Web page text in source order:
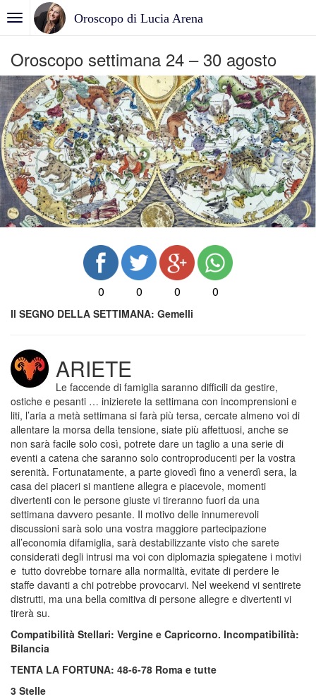
Oroscopo di Lucia Arena
Oroscopo settimana 24 – 30 agosto
0 0 0 0
Il SEGNO DELLA SETTIMANA: Gemelli
ARIETE
Le faccende di famiglia saranno difficili da gestire,
ostiche e pesanti … inizierete la settimana con incomprensioni e
liti, l’aria a metà settimana si farà più tersa, cercate almeno voi di
allentare la morsa della tensione, siate più affettuosi, anche se
non sarà facile solo così, potrete dare un taglio a una serie di
eventi a catena che saranno solo controproducenti per la vostra
serenità. Fortunatamente, a parte giovedì fino a venerdì sera, la
casa dei piaceri si mantiene allegra e piacevole, momenti
divertenti con le persone giuste vi tireranno fuori da una
settimana davvero pesante. Il motivo delle innumerevoli
discussioni sarà solo una vostra maggiore partecipazione
all’economia difamiglia, sarà destabilizzante visto che sarete
considerati degli intrusi ma voi con diplomazia spiegatene i motivi
e tutto dovrebbe tornare alla normalità, evitate di perdere le
staffe davanti a chi potrebbe provocarvi. Nel weekend vi sentirete
distrutti, ma una bella comitiva di persone allegre e divertenti vi
tirerà su.
Compatibilità Stellari: Vergine e Capricorno. Incompatibilità:
Bilancia
TENTA LA FORTUNA: 48-6-78 Roma e tutte
3 Stelle